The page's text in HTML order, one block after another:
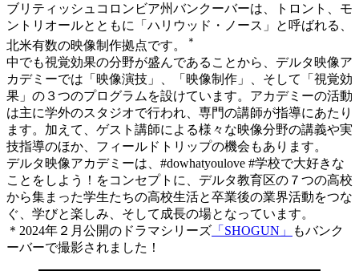
ブリティッシュコロンビア州バンクーバーは、トロント、モ
ントリオールとともに「ハリウッド・ノース」と呼ばれる、
北米有数の映像制作拠点です。
＊
中でも視覚効果の分野が盛んであることから、デルタ映像ア
カデミーでは「映像演技」、「映像制作」、そして「視覚効
果」の３つのプログラムを設けています。アカデミーの活動
は主に学外のスタジオで行われ、専門の講師が指導にあたり
ます。加えて、ゲスト講師による様々な映像分野の講義や実
技指導のほか、フィールドトリップの機会もあります。
デルタ映像アカデミーは、#dowhatyoulove #学校で大好きな
ことをしよう！をコンセプトに、デルタ教育区の７つの高校
から集まった学生たちの高校生活と卒業後の業界活動をつな
ぐ、学びと楽しみ、そして成長の場となっています。
＊2024年２月公開のドラマシリーズ 「SHOGUN」
もバンク
ーバーで撮影されました！